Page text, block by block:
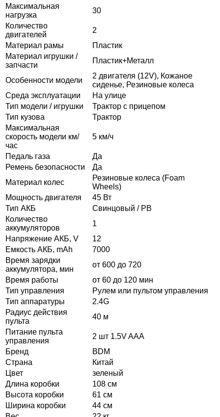
Максимальная
нагрузка
30
Количество
двигателей
2
Материал рамы
Пластик
Материал игрушки /
запчасти
Пластик+Металл
Особенности модели
2 двигателя (12V), Кожаное
сиденье, Резиновые колеса
Среда эксплуатации
На улице
Тип модели / игрушки
Трактор с прицепом
Тип кузова
Трактор
Максимальная
скорость модели км/
час
5 км/ч
Педаль газа
Да
Ремень безопасности
Да
Материал колес
Резиновые колеса (Foam
Wheels)
Мощность двигателя
45 Вт
Тип АКБ
Свинцовый / PB
Количество
аккумуляторов
1
Напряжение АКБ, V
12
Емкость АКБ, mAh
7000
Время зарядки
аккумулятора, мин
от 600 до 720
Время работы
от 60 до 120 мин
Тип управления
Рулем или пультом управления
Тип аппаратуры
2.4G
Радиус действия
пульта
40 м
Питание пульта
управления
2 шт 1.5V AAA
Бренд
BDM
Страна
Китай
Цвет
зеленый
Длина коробки
108 см
Высота коробки
61 см
Ширина коробки
44 см